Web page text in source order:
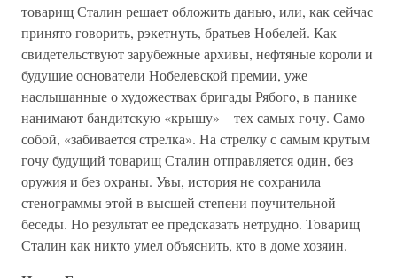
товарищ Сталин решает обложить данью, или, как сейчас
принято говорить, рэкетнуть, братьев Нобелей. Как
свидетельствуют зарубежные архивы, нефтяные короли и
будущие основатели Нобелевской премии, уже
наслышанные о художествах бригады Рябого, в панике
нанимают бандитскую «крышу» – тех самых гочу. Само
собой, «забивается стрелка». На стрелку с самым крутым
гочу будущий товарищ Сталин отправляется один, без
оружия и без охраны. Увы, история не сохранила
стенограммы этой в высшей степени поучительной
беседы. Но результат ее предсказать нетрудно. Товарищ
Сталин как никто умел объяснить, кто в доме хозяин.